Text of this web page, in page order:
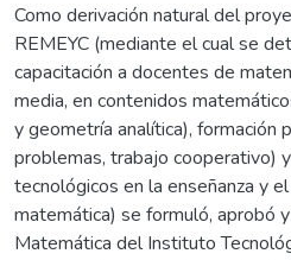
Como derivación natural del
REMEYC (mediante el cual se
capacitación a docentes de
media, en contenidos
y geometría analítica), formación
problemas, trabajo cooperativo)
tecnológicos en la enseñanza y
matemática) se formuló, aprobó
Matemática del Instituto